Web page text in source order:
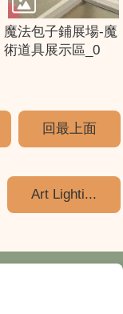
魔法包子鋪展場-魔
術道具展示區_0
回最上面
Art Lighti...